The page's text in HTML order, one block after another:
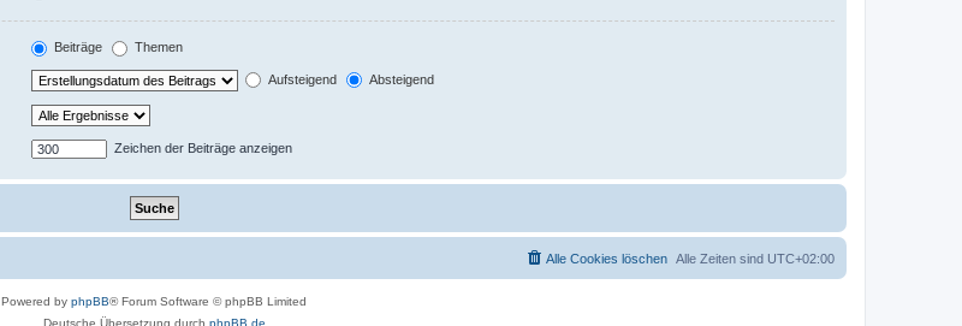
Beiträge Themen
Aufsteigend Absteigend
Zeichen der Beiträge anzeigen
Alle Zeiten sind UTC+02:00
Alle Cookies löschen
Powered by phpBB® Forum Software © phpBB Limited
Deutsche Übersetzung durch phpBB.de